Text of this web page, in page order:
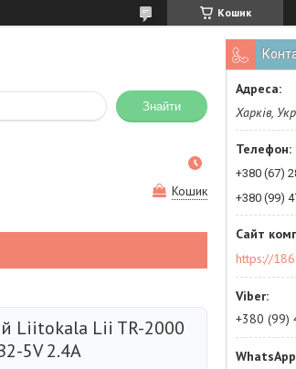
Кошик
Знайти
Кошик
Liitokala Lii TR-2000
5V 2.4A
Харків,
+380 (67)
+380 (99)
https://
+380 (99)